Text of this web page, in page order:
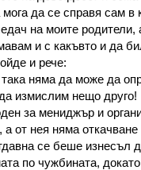
да се справя сам в
на моите
и с какъвто и да
и рече:
няма да може да
измислим нещо друго!
за мениджър и
а от нея няма
се беше изнесъл
по чужбината,